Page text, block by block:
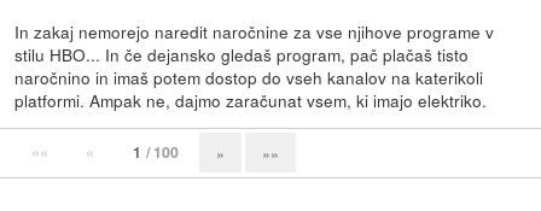
In zakaj nemorejo naredit naročnine za vse njihove programe v
stilu HBO... In če dejansko gledaš program, pač plačaš tisto
naročnino in imaš potem dostop do vseh kanalov na katerikoli
platformi. Ampak ne, dajmo zaračunat vsem, ki imajo elektriko.
«« « 1 / 100 » »»